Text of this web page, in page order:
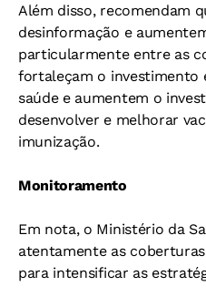
Além disso, recomendam
desinformação e
particularmente entre as
fortaleçam o investimento
saúde e aumentem o
desenvolver e melhorar
imunização.
Monitoramento
Em nota, o Ministério da
atentamente as
para intensificar as